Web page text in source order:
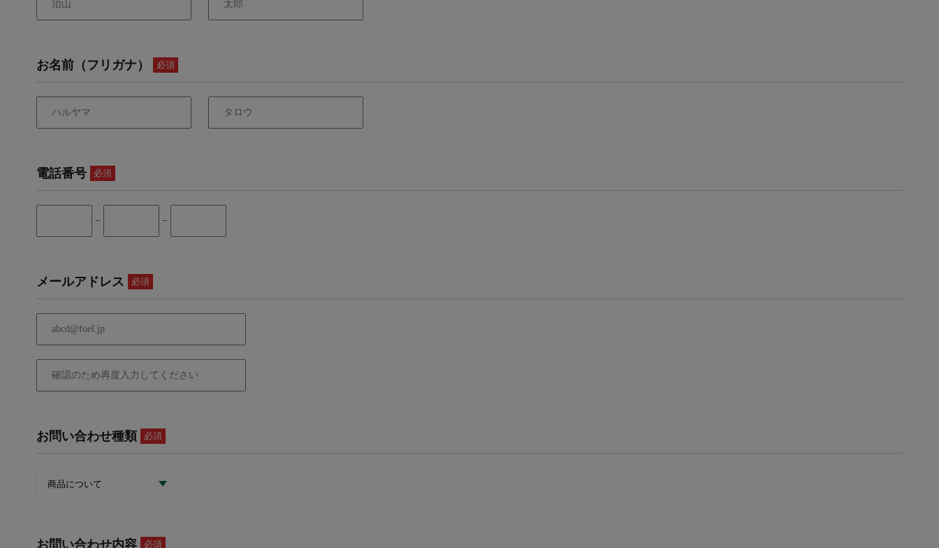
お名前（フリガナ） 必須
電話番号 必須
− −
メールアドレス 必須
お問い合わせ種類 必須
お問い合わせ内容 必須